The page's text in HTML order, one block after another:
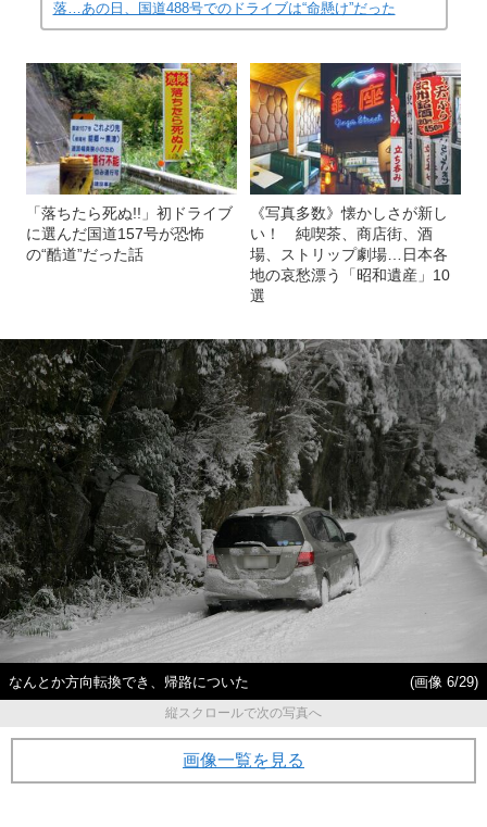
落…あの日、国道488号でのドライブは“命懸け”だった
「落ちたら死ぬ!!」初ドライブ
に選んだ国道157号が恐怖
の“酷道”だった話
《写真多数》懐かしさが新し
い！ 純喫茶、商店街、酒
場、ストリップ劇場…日本各
地の哀愁漂う「昭和遺産」10
選
なんとか方向転換でき、帰路についた
(画像 6/29)
縦スクロールで次の写真へ
画像一覧を見る